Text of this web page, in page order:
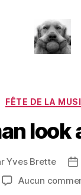
fleur
FÊTE DE LA
look
Yves Brette
Aucun